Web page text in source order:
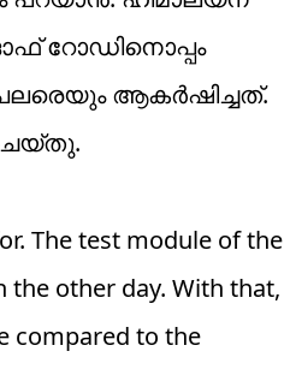
റോഡിനൊപ്പം
ആകര്‍ഷിച്ചത്.
The test module of the
the other day. With that,
compared to the